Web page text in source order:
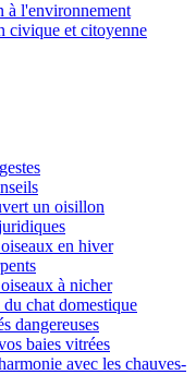
à l'environnement
civique et citoyenne
un oisillon
en hiver
à nicher
chat domestique
dangereuses
baies vitrées
avec les chauves-